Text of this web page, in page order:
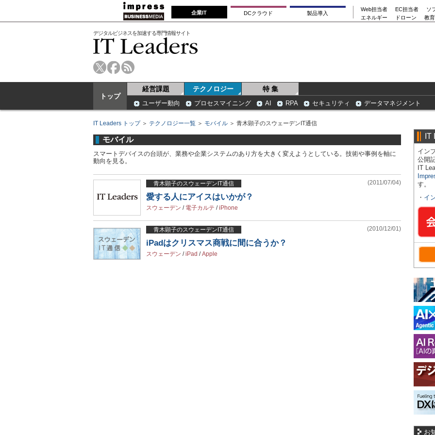
企業IT DCクラウド 製品導入
Web担当者 EC担当者
ソ
エネルギー
ドローン 教
デジタルビジネスを加速する専門情報サイト
トップ
経営課題 テクノロジー 特 集
ユーザー動向 プロセスマイニング AI RPA セキュリティ データマネジメント
IT Leaders トップ＞ テクノロジー一覧 ＞ モバイル ＞ 青木顕子のスウェーデンIT通信
モバイル
スマートデバイスの台頭が、業務や企業システムのあり方を大きく変えようとしている。技術や事例を軸に
動向を見る。
青木顕子のスウェーデンIT通信 (2011/07/04)
愛する人にアイスはいかが？
スウェーデン / 電子カルテ /iPhone
青木顕子のスウェーデンIT通信 (2010/12/01)
iPadはクリスマス商戦に間に合うか？
スウェーデン /iPad /Apple
IT
イン
公開
IT
す。
・ イ
お